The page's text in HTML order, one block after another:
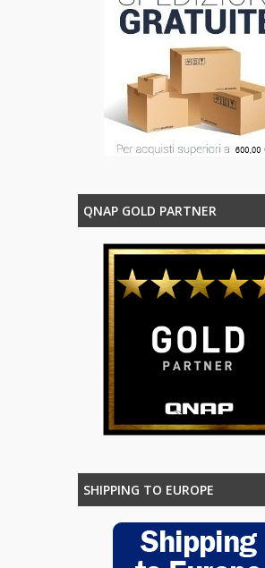
QNAP GOLD PARTNER
SHIPPING TO EUROPE